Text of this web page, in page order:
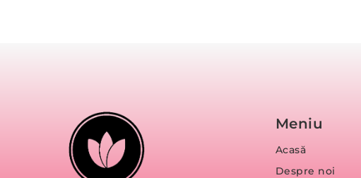
Meniu
Acasă
Despre noi